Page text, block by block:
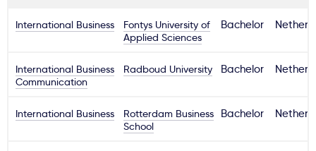
International Business
Fontys University of
Applied Sciences
Bachelor
International Business
Communication
Radboud University Bachelor
International Business
Rotterdam Business
School
Bachelor